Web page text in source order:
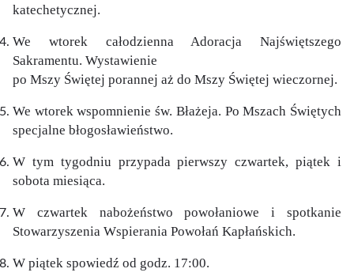
katechetycznej.
We wtorek całodzienna Adoracja Najświętszego
Sakramentu. Wystawienie
po Mszy Świętej porannej aż do Mszy Świętej wieczornej.
We wtorek wspomnienie św. Błażeja. Po Mszach Świętych
specjalne błogosławieństwo.
W tym tygodniu przypada pierwszy czwartek, piątek i
sobota miesiąca.
W czwartek nabożeństwo powołaniowe i spotkanie
Stowarzyszenia Wspierania Powołań Kapłańskich.
W piątek spowiedź od godz. 17:00.